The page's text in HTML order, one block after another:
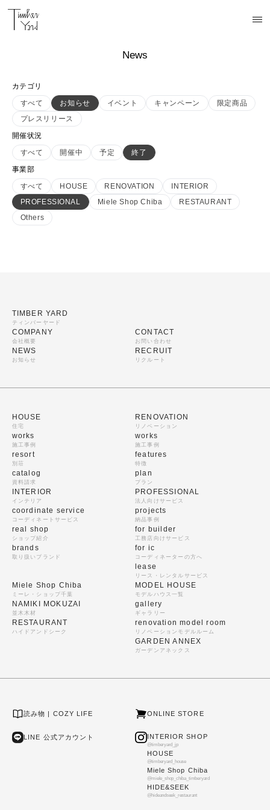
News
カテゴリ
すべて
お知らせ イベント キャンペーン
限定商品
プレスリリース
開催状況
すべて
開催中 予定
終了
事業部
すべて
HOUSE RENOVATION
INTERIOR
PROFESSIONAL
Miele Shop Chiba
RESTAURANT
Others
TIMBER YARD
ティンバーヤード
COMPANY
会社概要
NEWS
お知らせ
CONTACT
お問い合わせ
RECRUIT
リクルート
HOUSE
住宅
works
施工事例
resort
別荘
catalog
資料請求
RENOVATION
リノベーション
works
施工事例
features
特徴
plan
プラン
INTERIOR
インテリア
coordinate service
コーディネートサービス
real shop
ショップ紹介
brands
取り扱いブランド
PROFESSIONAL
法人向けサービス
projects
納品事例
for builder
工務店向けサービス
for ic
コーディネーターの方へ
lease
リース・レンタルサービス
Miele Shop Chiba
ミーレ・ショップ千葉
NAMIKI MOKUZAI
並木木材
RESTAURANT
ハイドアンドシーク
MODEL HOUSE
モデルハウス一覧
gallery
ギャラリー
renovation model room
リノベーションモデルルーム
GARDEN ANNEX
ガーデンアネックス
読み物 | COZY LIFE ONLINE STORE
LINE 公式アカウント INTERIOR SHOP
@timberyard_jp
HOUSE
@timberyard_house
Miele Shop Chiba
@miele_shop_chiba_timberyard
HIDE&SEEK
@hideandseek_restaurant